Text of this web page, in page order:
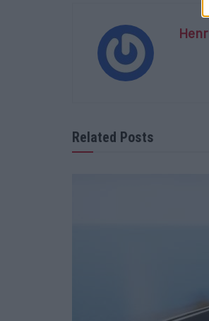
Related Posts